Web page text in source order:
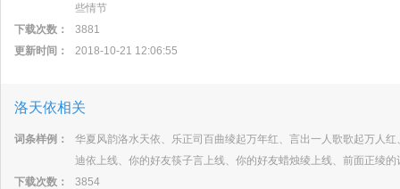
些情节
下载次数：
3881
更新时间：
2018-10-21 12:06:55
洛天依相关
词条样例：
华夏风韵洛水天依、乐正司百曲绫起万年红、言出一人歌歌起万人
迪依上线、你的好友筷子言上线、你的好友蜡烛绫上线、前面正绫
下载次数：
3854